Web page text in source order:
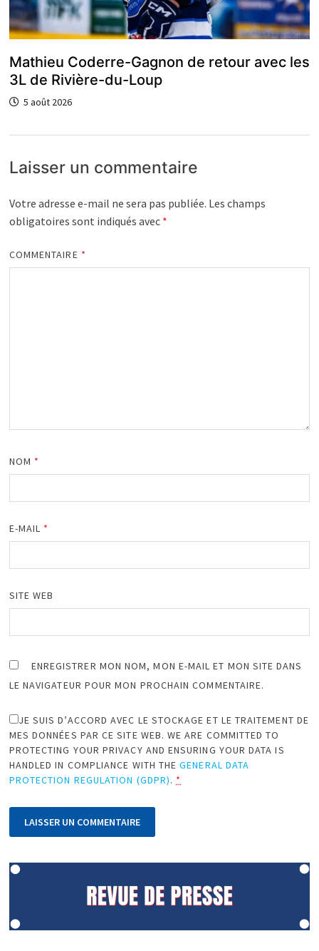
Mathieu Coderre-Gagnon de retour avec les
3L de Rivière-du-Loup
5 août 2026
Laisser un commentaire
Votre adresse e-mail ne sera pas publiée. Les champs
obligatoires sont indiqués avec *
COMMENTAIRE *
NOM *
E-MAIL *
SITE WEB
ENREGISTRER MON NOM, MON E-MAIL ET MON SITE DANS
LE NAVIGATEUR POUR MON PROCHAIN COMMENTAIRE.
JE SUIS D’ACCORD AVEC LE STOCKAGE ET LE TRAITEMENT DE
MES DONNÉES PAR CE SITE WEB. WE ARE COMMITTED TO
PROTECTING YOUR PRIVACY AND ENSURING YOUR DATA IS
HANDLED IN COMPLIANCE WITH THEGENERAL DATA
PROTECTION REGULATION (GDPR). *